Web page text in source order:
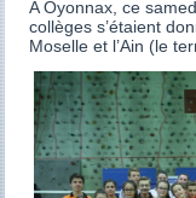
A Oyonnax, ce
collèges s’étaient
Moselle et l’Ain (le